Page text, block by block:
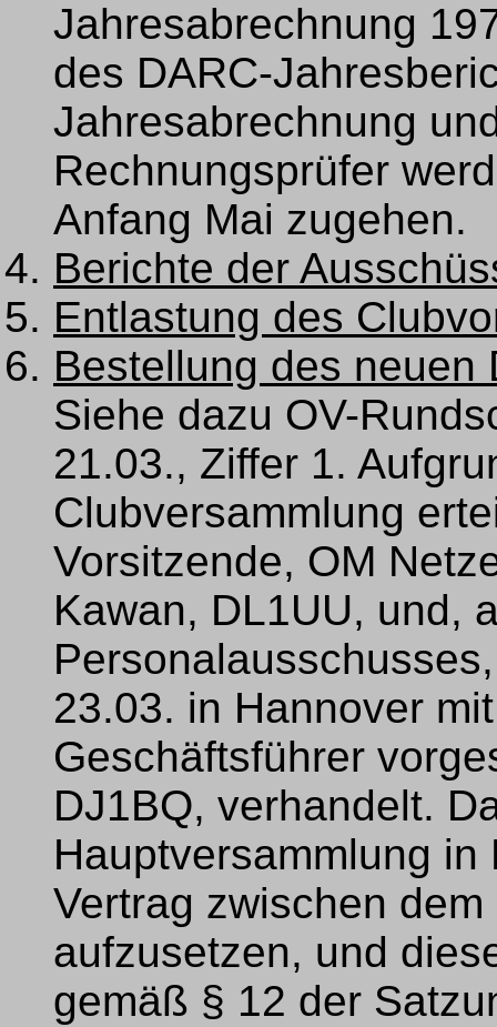
Jahresabrechnung
des DARC-
Jahresabrechnung
Rechnungsprüfer
Anfang Mai zugehen.
Berichte der
Entlastung des
Bestellung des neuen
Siehe dazu OV-
21.03., Ziffer 1.
Clubversammlung
Vorsitzende, OM
Kawan, DL1UU, und,
23.03. in Hannover
Geschäftsführer
DJ1BQ, verhandelt.
Hauptversammlung
Vertrag zwischen
aufzusetzen, und
gemäß § 12 der